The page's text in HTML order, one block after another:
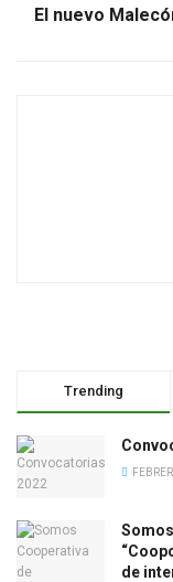
El nuevo
Trending
de